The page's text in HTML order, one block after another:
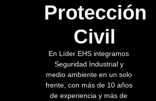
Protección
Civil
En Líder EHS integramos
Seguridad Industrial y
medio ambiente en un solo
frente, con más de 10 años
de experiencia y más de